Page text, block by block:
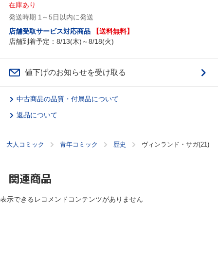
在庫あり
発送時期 1～5日以内に発送
店舗受取サービス対応商品
【送料無料】
店舗到着予定：8/13(木)～8/18(火)
値下げのお知らせを受け取る
中古商品の品質・付属品について
返品について
大人コミック 青年コミック 歴史 ヴィンランド・サガ(21)
関連商品
表示できるレコメンドコンテンツがありません